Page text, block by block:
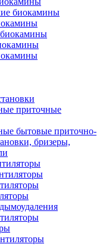
биокамины
приточные
бытовые приточно-
бризеры,